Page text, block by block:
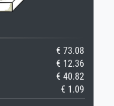
€ 73.08
€ 12.36
€ 40.82
€ 1.09